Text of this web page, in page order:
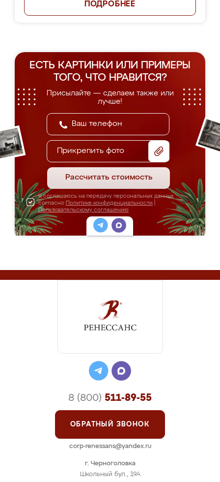
ПОДРОБНЕЕ
ЕСТЬ КАРТИНКИ ИЛИ ПРИМЕРЫ
ТОГО, ЧТО НРАВИТСЯ?
Присылайте — сделаем также или
лучше!
Прикрепить фото
Рассчитать стоимость
Я соглашаюсь на передачу персональных данных
согласно Политике конфиденциальности
Пользовательскому соглашению
г. Черноголовка
Школьный бул., 19А
8 (800) 511-89-55
ОБРАТНЫЙ ЗВОНОК
corp-renessans@yandex.ru